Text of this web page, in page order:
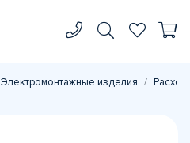
Электромонтажные изделия